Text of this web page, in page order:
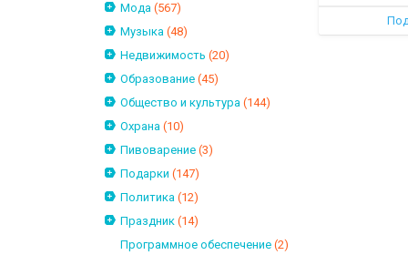
Мода (567)
Музыка (48)
Недвижимость (20)
Образование (45)
Общество и культура (144)
Охрана (10)
Пивоварение (3)
Подарки (147)
Политика (12)
Праздник (14)
Программное обеспечение (2)